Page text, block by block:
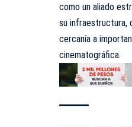
como un aliado
su infraestructura,
cercanía a
cinematográfica.